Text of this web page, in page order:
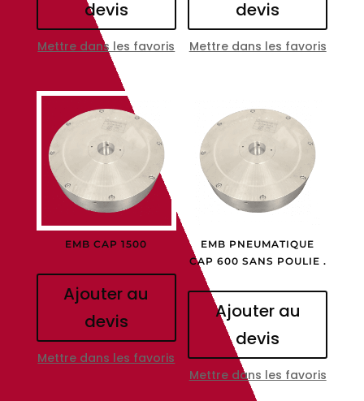
devis
Mettre dans les favoris
devis
Mettre dans les favoris
EMB CAP 1500
Ajouter au
devis
Mettre dans les favoris
EMB PNEUMATIQUE
CAP 600 SANS POULIE .
Ajouter au
devis
Mettre dans les favoris